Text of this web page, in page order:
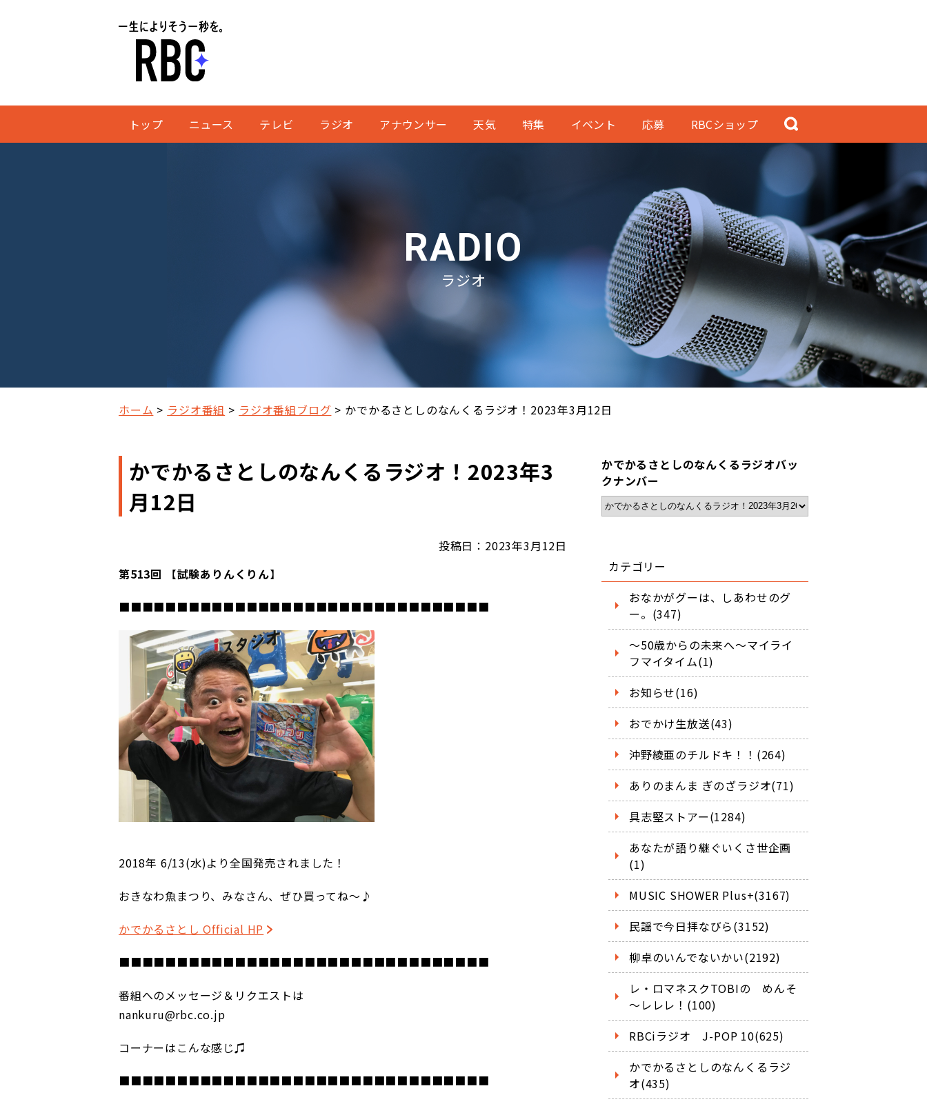
トップ ニュース テレビ ラジオ アナウンサー 天気 特集 イベント 応募 RBCショップ
RADIO
ラジオ
ホーム ラジオ番組 ラジオ番組ブログ かでかるさとしのなんくるラジオ！2023年3月12日
かでかるさとしのなんくるラジオ！2023年3
月12日
投稿日：2023年3月12日
第513回 【試験ありんくりん】
■■■■■■■■■■■■■■■■■■■■■■■■■■■■■■■■
2018年 6/13(水)より全国発売されました！
おきなわ魚まつり、みなさん、ぜひ買ってね～♪
かでかるさとし Official HP
■■■■■■■■■■■■■■■■■■■■■■■■■■■■■■■■
番組へのメッセージ＆リクエストは
nankuru@rbc.co.jp
コーナーはこんな感じ♫
■■■■■■■■■■■■■■■■■■■■■■■■■■■■■■■■
かでかるさとしのなんくるラジオバッ
クナンバー
カテゴリー
おなかがグーは、しあわせのグ
ー。(347)
～50歳からの未来へ～マイライ
フマイタイム(1)
お知らせ(16)
おでかけ生放送(43)
沖野綾亜のチルドキ！！(264)
ありのまんま ぎのざラジオ(71)
具志堅ストアー(1284)
あなたが語り継ぐいくさ世企画
(1)
MUSIC SHOWER Plus+(3167)
民謡で今日拝なびら(3152)
柳卓のいんでないかい(2192)
レ・ロマネスクTOBIの めんそ
～レレレ！(100)
RBCiラジオ J-POP 10(625)
かでかるさとしのなんくるラジ
オ(435)